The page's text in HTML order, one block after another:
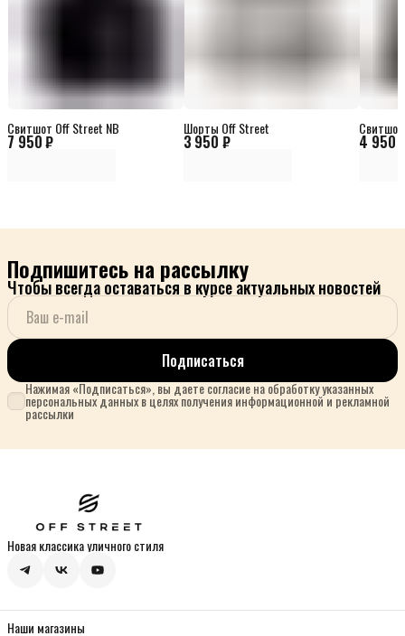
7 950 ₽
Свитшот Off Street NB
3 950 ₽
Шорты Off Street
4 950
Подпишитесь на рассылку
Чтобы всегда оставаться в курсе актуальных новостей
Подписаться
Нажимая «Подписаться», вы даете согласие на обработку указанных
персональных данных в целях получения информационной и рекламной
рассылки
Новая классика уличного стиля
Наши магазины